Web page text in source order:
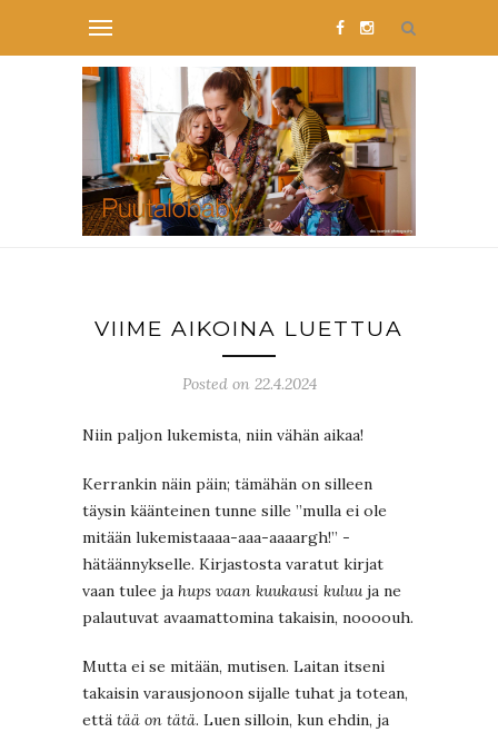
VIIME AIKOINA LUETTUA
Posted on 22.4.2024
Niin paljon lukemista, niin vähän aikaa!
Kerrankin näin päin; tämähän on silleen
täysin käänteinen tunne sille ”mulla ei ole
mitään lukemistaaaa-aaa-aaaargh!” -
hätäännykselle. Kirjastosta varatut kirjat
vaan tulee ja hups vaan kuukausi kuluu ja ne
palautuvat avaamattomina takaisin, noooouh.
Mutta ei se mitään, mutisen. Laitan itseni
takaisin varausjonoon sijalle tuhat ja totean,
että tää on tätä. Luen silloin, kun ehdin, ja